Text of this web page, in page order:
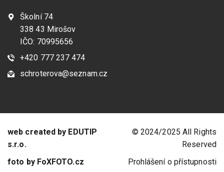
Školní 74
338 43 Mirošov
IČO: 70995656
+420 777 237 474
schroterova@seznam.cz
web created by EDUTIP
s.r.o.
foto by FoXFOTO.cz
© 2024/2025 All Rights
Reserved
Prohlášení o přístupnosti